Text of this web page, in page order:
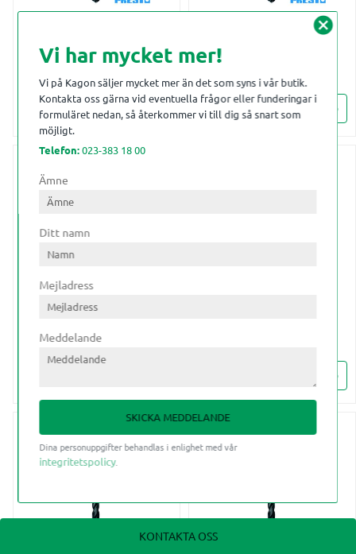
Lägg till i favoriter
INFO
BORR 6.40-100
Lägg till i favoriter
INFO
BORR 6.50-100
INFO
cancel
Vi har mycket mer!
Vi på Kagon säljer mycket mer än det som syns i vår butik.
Kontakta oss gärna vid eventuella frågor eller funderingar i
formuläret nedan, så återkommer vi till dig så snart som
möjligt.
Telefon:023-383 18 00
Ämne
Ditt namn
Mejladress
Meddelande
SKICKA MEDDELANDE
Dina personuppgifter behandlas i enlighet med vår
integritetspolicy.
KONTAKTA OSS